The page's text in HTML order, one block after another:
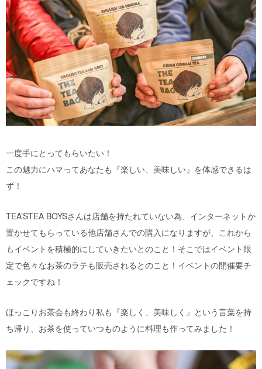
一度手にとってもらいたい！
この魅力にハマってあなたも『楽しい、美味しい』を体感できるは
ず！
TEA’STEA BOYSさんは店舗を持たれていない為、インターネットか
置かせてもらっている他店舗さんでの購入になりますが、これから
もイベントを積極的にしていきたいとのこと！そこではイベント限
定で色々なお茶のラテも販売されるとのこと！イベントの開催要チ
ェックですね！
ほっこりお茶会も終わり私も『楽しく、美味しく』という言葉を持
ち帰り、お茶を使っていつものように料理も作ってみました！